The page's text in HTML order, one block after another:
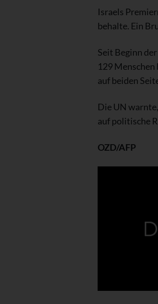
Israels
behalte. Ein
Seit Beginn
129
auf beiden
Die UN
auf politische
OZD/AFP